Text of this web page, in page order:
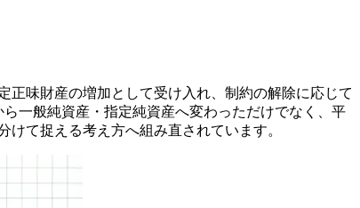
正味財産の増加として受け入れ、制約の解除に応じて
一般純資産・指定純資産へ変わっただけでなく、平
て捉える考え方へ組み直されています。